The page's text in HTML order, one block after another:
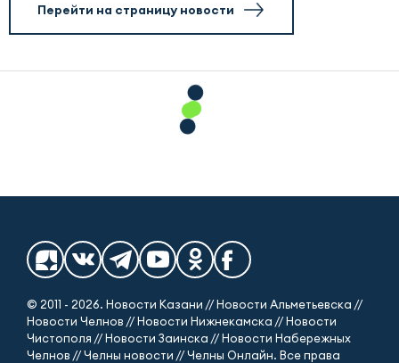
Перейти на страницу новости
© 2011 - 2026. Новости Казани // Новости Альметьевска //
Новости Челнов // Новости Нижнекамска // Новости
Чистополя // Новости Заинска // Новости Набережных
Челнов // Челны новости // Челны Онлайн. Все права